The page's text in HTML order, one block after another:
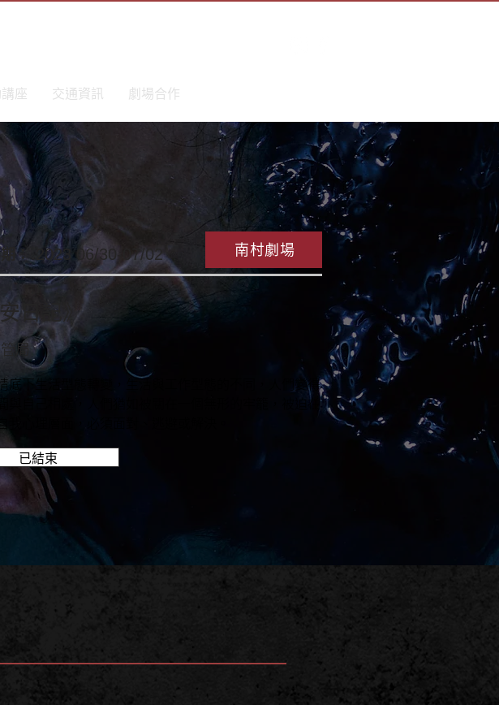
座 交通資訊 劇場合作
： 2023 06/30-07/02 南村劇場
日記》
管局
底下生活型態轉變，生活與工作型態的不同，人們變得
與自己相處，人們猶如被關在一個無形的牢籠，被迫在
我心理層面，必須面對、逃避或解決。
已結束